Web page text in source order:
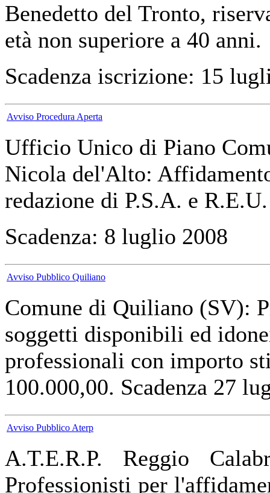
Benedetto del Tronto,
età non superiore a 40 anni.
Scadenza iscrizione: 15
Avviso Procedura Aperta
Ufficio Unico di Piano
Nicola del'Alto:
redazione di P.S.A. e R.E.U.
Scadenza: 8 luglio 2008
Avviso Pubblico Quiliano
Comune di Quiliano (SV):
soggetti disponibili ed
professionali con importo
100.000,00. Scadenza 27
Avviso Pubblico Aterp
A.T.E.R.P. Reggio
Professionisti per